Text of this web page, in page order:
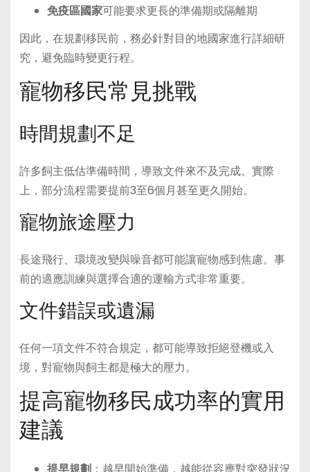
免疫區國家可能要求更長的準備期或隔離期
因此，在規劃移民前，務必針對目的地國家進行詳細研
究，避免臨時變更行程。
寵物移民常見挑戰
時間規劃不足
許多飼主低估準備時間，導致文件來不及完成。實際
上，部分流程需要提前3至6個月甚至更久開始。
寵物旅途壓力
長途飛行、環境改變與噪音都可能讓寵物感到焦慮。事
前的適應訓練與選擇合適的運輸方式非常重要。
文件錯誤或遺漏
任何一項文件不符合規定，都可能導致拒絕登機或入
境，對寵物與飼主都是極大的壓力。
提高寵物移民成功率的實用
建議
提早規劃：越早開始準備，越能從容應對突發狀況